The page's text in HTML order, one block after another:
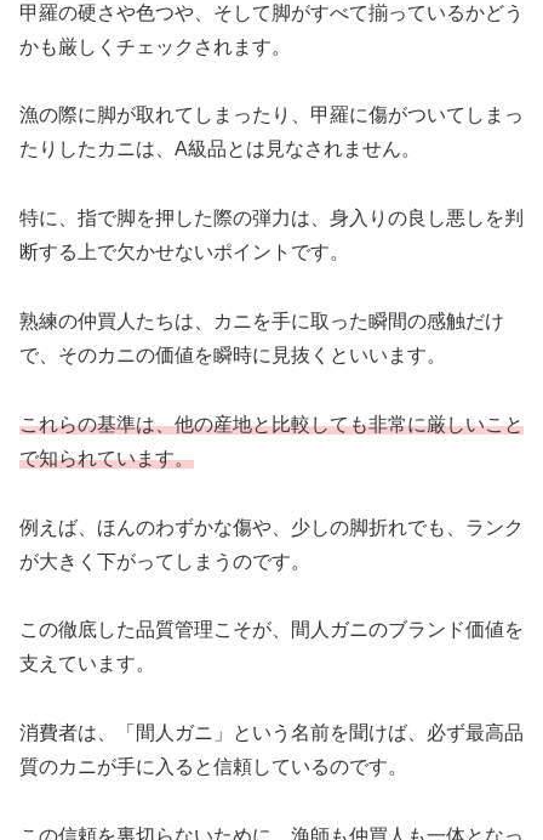
甲羅の硬さや色つや、そして脚がすべて揃っているかどう
かも厳しくチェックされます。
漁の際に脚が取れてしまったり、甲羅に傷がついてしまっ
たりしたカニは、A級品とは見なされません。
特に、指で脚を押した際の弾力は、身入りの良し悪しを判
断する上で欠かせないポイントです。
熟練の仲買人たちは、カニを手に取った瞬間の感触だけ
で、そのカニの価値を瞬時に見抜くといいます。
これらの基準は、他の産地と比較しても非常に厳しいこと
で知られています。
例えば、ほんのわずかな傷や、少しの脚折れでも、ランク
が大きく下がってしまうのです。
この徹底した品質管理こそが、間人ガニのブランド価値を
支えています。
消費者は、「間人ガニ」という名前を聞けば、必ず最高品
質のカニが手に入ると信頼しているのです。
この信頼を裏切らないために、漁師も仲買人も一体となっ